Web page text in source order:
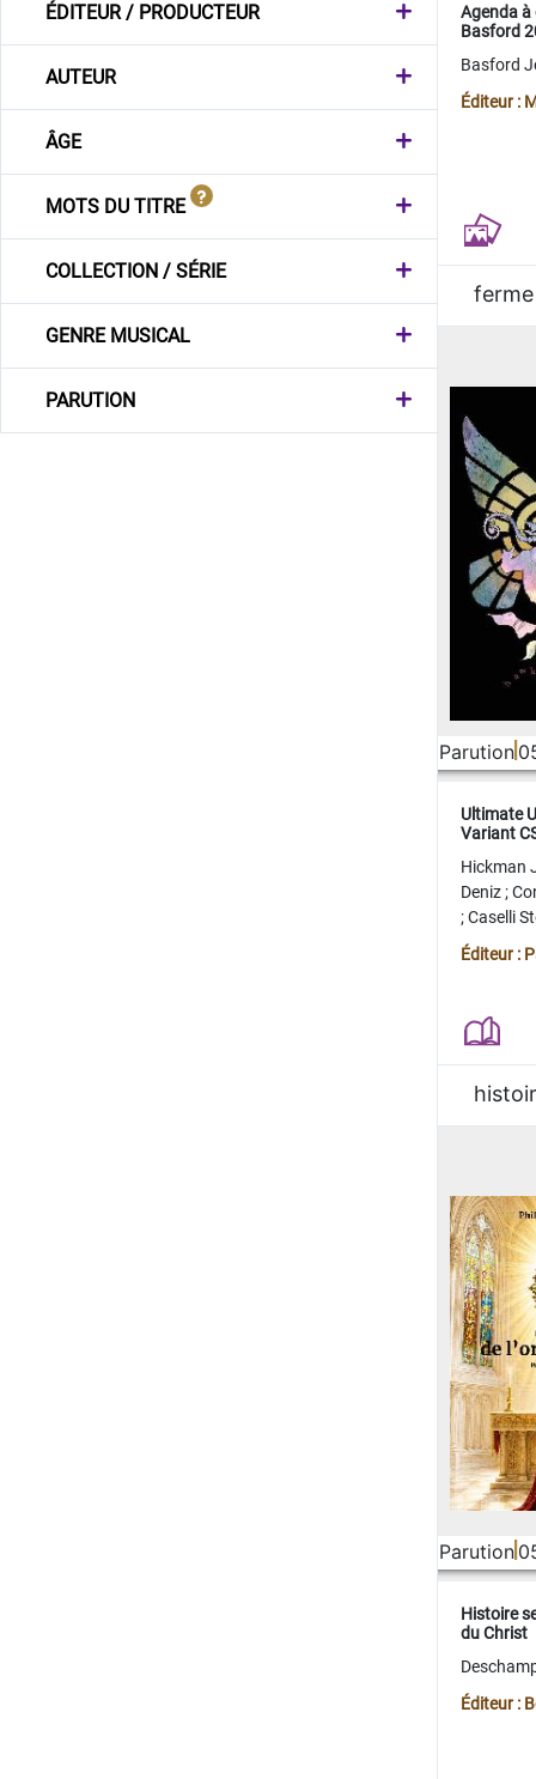
ÉDITEUR / PRODUCTEUR
AUTEUR
ÂGE
MOTS DU TITRE
COLLECTION / SÉRIE
GENRE MUSICAL
PARUTION
Agenda
Basford
Basford
Éditeur :
ferme
Parution
Ultimate
Variant
Hickman
Deniz;
;Caselli
Juan
Éditeur :
Parution
Histoire
du Christ
Éditeur :